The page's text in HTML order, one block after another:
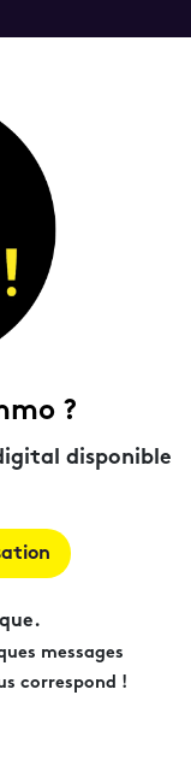
?
disponible
messages
correspond !